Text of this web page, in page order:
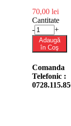
70,00 lei
Cantitate
-
+
Adaugă
în Coş
Comanda
Telefonic :